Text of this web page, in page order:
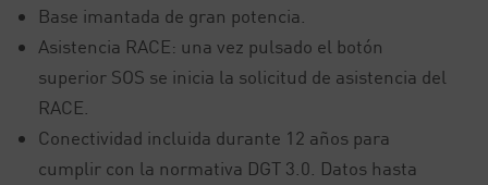
Base imantada de gran potencia.
Asistencia RACE: una vez pulsado el botón
superior SOS se inicia la solicitud de asistencia del
RACE.
Conectividad incluida durante 12 años para
cumplir con la normativa DGT 3.0. Datos hasta